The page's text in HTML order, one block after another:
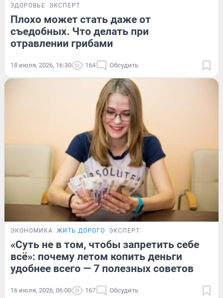
ЗДОРОВЬЕ ЭКСПЕРТ
Плохо может стать даже от
съедобных. Что делать при
отравлении грибами
18 июля, 2026, 16:30 164 Обсудить
ЭКОНОМИКА ЖИТЬ ДОРОГО ЭКСПЕРТ
«Суть не в том, чтобы запретить себе
всё»: почему летом копить деньги
удобнее всего — 7 полезных советов
16 июля, 2026, 06:00 167 Обсудить